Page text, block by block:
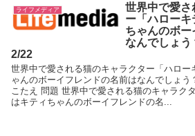
ライフメディア
世界中で愛さ
ー「ハローキ
ちゃんのボー
なんでしょう
2/22
世界中で愛される猫のキャラクター「ハロー
ゃんのボーイフレンドの名前はなんでしょ
こたえ 問題 世界中で愛される猫のキャラク
はキティちゃんのボーイフレンドの名...